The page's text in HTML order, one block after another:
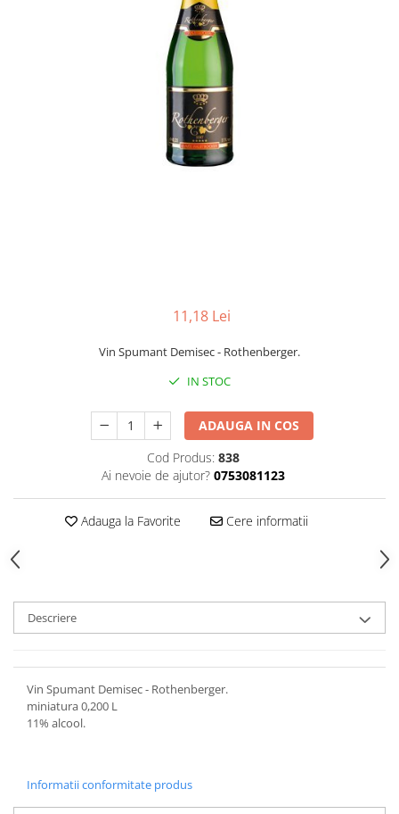
11,18 Lei
Vin Spumant Demisec - Rothenberger.
IN STOC
ADAUGA IN COS
Cod Produs: 838
Ai nevoie de ajutor? 0753081123
Adauga la Favorite Cere informatii
Descriere
Vin Spumant Demisec - Rothenberger.
miniatura 0,200 L
11% alcool.
Informatii conformitate produs